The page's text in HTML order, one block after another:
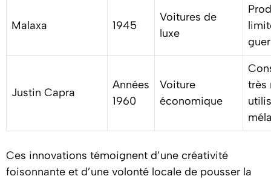
Malaxa 1945
Voitures de
luxe
Justin Capra
Années
1960
Voiture
économique
très
Ces innovations témoignent d’une créativité
foisonnante et d’une volonté locale de pousser la